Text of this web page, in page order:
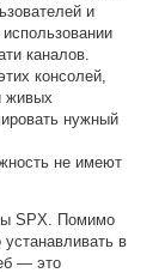
и
каналов.
консолей,
живых
нужный
не имеют
SPX. Помимо
в
— это